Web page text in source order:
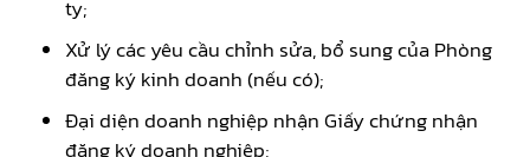
ty;
Xử lý các yêu cầu chỉnh sửa, bổ sung của Phòng
đăng ký kinh doanh (nếu có);
Đại diện doanh nghiệp nhận Giấy chứng nhận
đăng ký doanh nghiệp;